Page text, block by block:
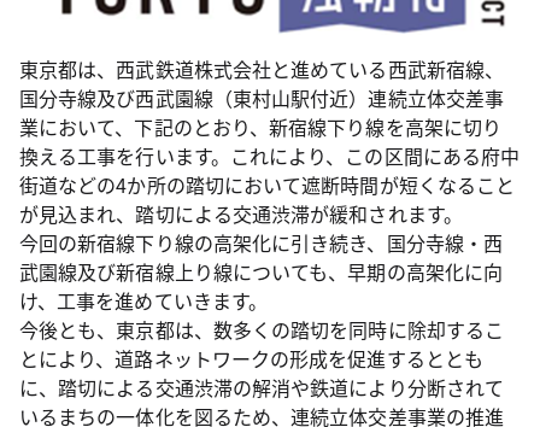
東京都は、西武鉄道株式会社と進めている西武新宿線、
国分寺線及び西武園線（東村山駅付近）連続立体交差事
業において、下記のとおり、新宿線下り線を高架に切り
換える工事を行います。これにより、この区間にある府中
街道などの4か所の踏切において遮断時間が短くなること
が見込まれ、踏切による交通渋滞が緩和されます。
今回の新宿線下り線の高架化に引き続き、国分寺線・西
武園線及び新宿線上り線についても、早期の高架化に向
け、工事を進めていきます。
今後とも、東京都は、数多くの踏切を同時に除却するこ
とにより、道路ネットワークの形成を促進するととも
に、踏切による交通渋滞の解消や鉄道により分断されて
いるまちの一体化を図るため、連続立体交差事業の推進